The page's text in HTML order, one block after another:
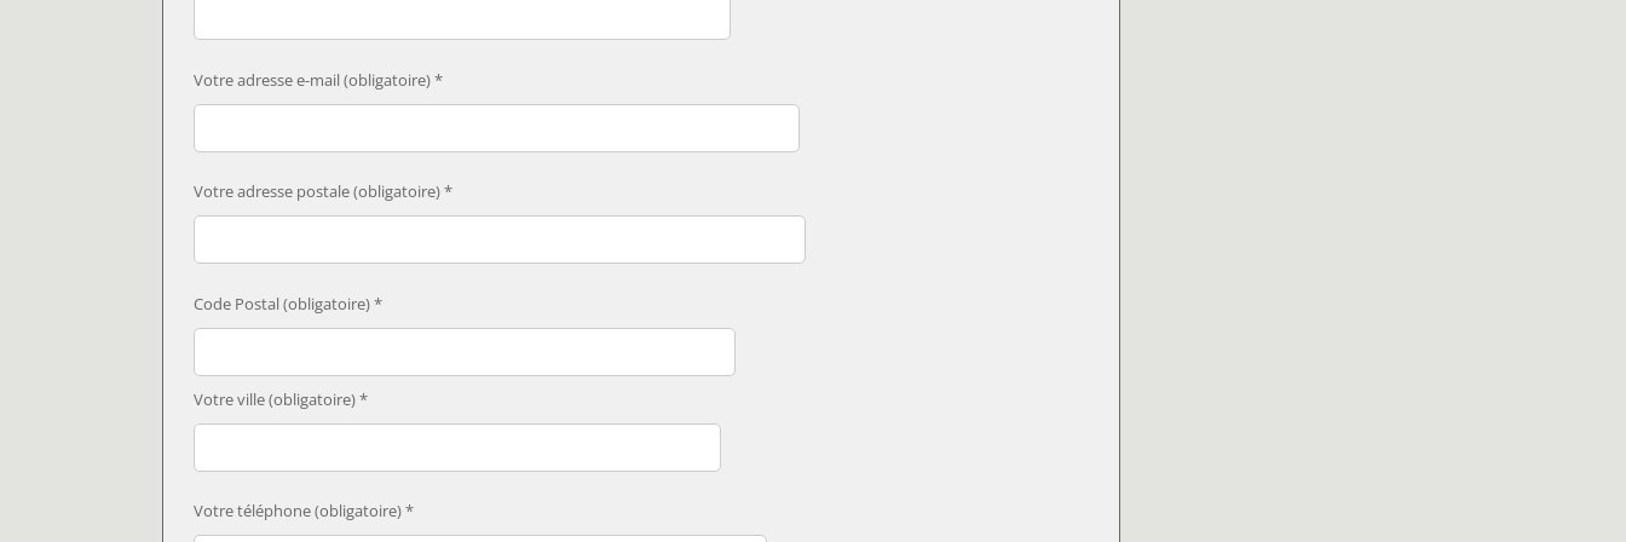
Votre adresse e-mail (obligatoire) *
Votre adresse postale (obligatoire) *
Code Postal (obligatoire) *
Votre ville (obligatoire) *
Votre téléphone (obligatoire) *